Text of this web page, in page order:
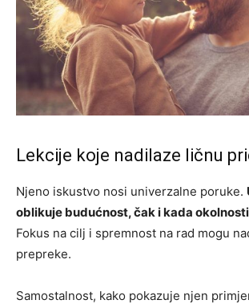
Lekcije koje nadilaze ličnu
Njeno iskustvo nosi univerzalne poruke.
oblikuje budućnost, čak i kada
Fokus na cilj i spremnost na rad mogu
prepreke.
Samostalnost, kako pokazuje njen